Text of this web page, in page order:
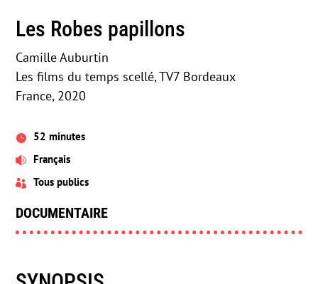
Les Robes papillons
Camille Auburtin
Les films du temps scellé, TV7 Bordeaux
France, 2020
 52 minutes
 Français
 Tous publics
DOCUMENTAIRE